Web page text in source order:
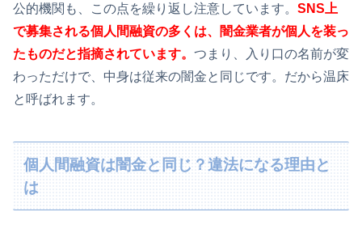
公的機関も、この点を繰り返し注意しています。 SNS上
で募集される個人間融資の多くは、闇金業者が個人を装っ
たものだと指摘されています。 つまり、入り口の名前が変
わっただけで、中身は従来の闇金と同じです。だから温床
と呼ばれます。
個人間融資は闇金と同じ？違法になる理由と
は